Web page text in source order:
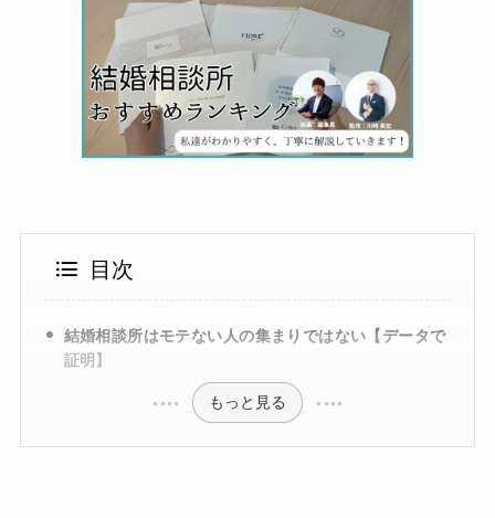
目次
結婚相談所はモテない人の集まりではない【データで
証明】
もっと見る